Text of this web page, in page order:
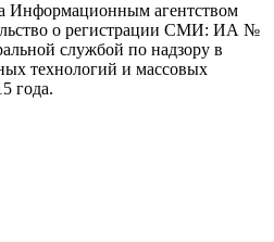
Информационным агентством
о регистрации СМИ: ИА №
службой по надзору в
технологий и массовых
года.